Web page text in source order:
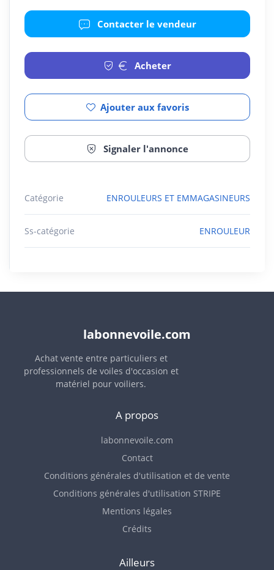
Contacter le vendeur
Acheter
Ajouter aux favoris
Signaler l'annonce
Catégorie ENROULEURS ET EMMAGASINEURS
Ss-catégorie ENROULEUR
labonnevoile.com
Achat vente entre particuliers et
professionnels de voiles d'occasion et
matériel pour voiliers.
A propos
labonnevoile.com
Contact
Conditions générales d'utilisation et de vente
Conditions générales d'utilisation STRIPE
Mentions légales
Crédits
Ailleurs